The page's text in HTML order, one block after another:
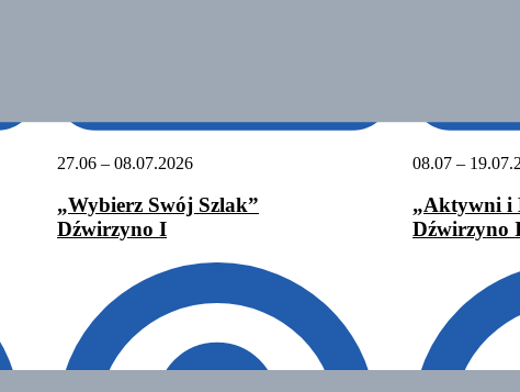
27.06 – 08.07.2026
„Wybierz Swój Szlak”
Dźwirzyno I
08.07 –
„Aktywni i
Dźwirzyno